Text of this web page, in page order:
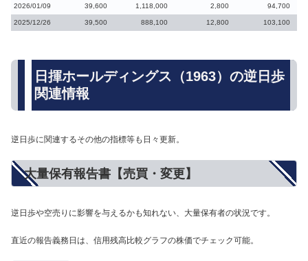
2026/01/09 39,600 1,118,000 2,800 94,700
2025/12/26 39,500 888,100 12,800 103,100
日揮ホールディングス（1963）の逆日歩
関連情報
逆日歩に関連するその他の指標等も日々更新。
大量保有報告書【売買・変更】
逆日歩や空売りに影響を与えるかも知れない、大量保有者の状況です。
直近の報告義務日は、信用残高比較グラフの株価でチェック可能。